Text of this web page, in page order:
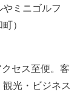
ミニゴルフ
）
セス至便。客
光・ビジネス